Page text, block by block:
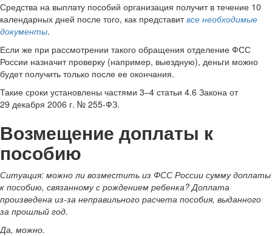
Средства на выплату пособий организация получит в течение 10
календарных дней после того, как представитвсе необходимые
документы.
Если же при рассмотрении такого обращения отделение ФСС
России назначит проверку (например, выездную), деньги можно
будет получить только после ее окончания.
Такие сроки установлены частями 3–4 статьи 4.6 Закона от
29 декабря 2006 г. № 255-ФЗ.
Возмещение доплаты к
пособию
Ситуация: можно ли возместить из ФСС России сумму доплаты
к пособию, связанному с рождением ребенка? Доплата
произведена из-за неправильного расчета пособия, выданного
за прошлый год.
Да, можно.